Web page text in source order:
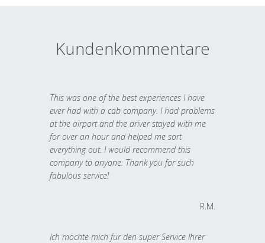
Kundenkommentare
This was one of the best experiences I have
ever had with a cab company. I had problems
at the airport and the driver stayed with me
for over an hour and helped me sort
everything out. I would recommend this
company to anyone. Thank you for such
fabulous service!
R.M.
Ich möchte mich für den super Service Ihrer